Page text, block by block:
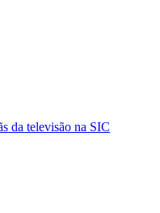
da televisão na SIC